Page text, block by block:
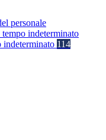
personale
tempo indeterminato
indeterminato 114